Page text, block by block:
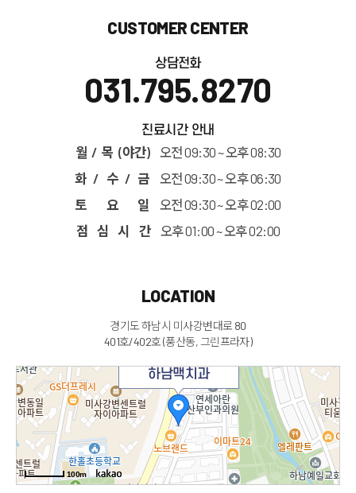
CUSTOMER CENTER
상담전화
031.795.8270
진료시간 안내
월 / 목 (야간)
오전 09:30 ~ 오후 08:30
화 / 수 / 금
오전 09:30 ~ 오후 06:30
토 요 일
오전 09:30 ~ 오후 02:00
점 심 시 간
오후 01:00 ~ 오후 02:00
LOCATION
경기도 하남시 미사강변대로 80
401호/402호 (풍산동, 그린프라자)
하남맥치과
100m